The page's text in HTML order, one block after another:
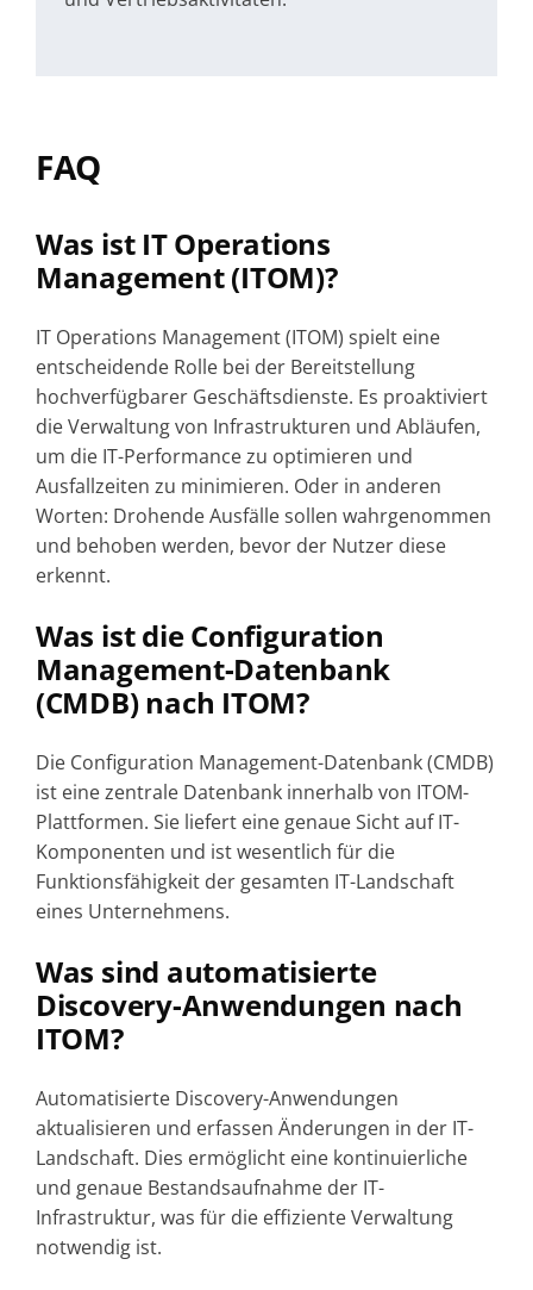
FAQ
Was ist IT Operations
Management (ITOM)?
IT Operations Management (ITOM) spielt eine
entscheidende Rolle bei der Bereitstellung
hochverfügbarer Geschäftsdienste. Es proaktiviert
die Verwaltung von Infrastrukturen und Abläufen,
um die IT-Performance zu optimieren und
Ausfallzeiten zu minimieren. Oder in anderen
Worten: Drohende Ausfälle sollen wahrgenommen
und behoben werden, bevor der Nutzer diese
erkennt.
Was ist die Configuration
Management-Datenbank
(CMDB) nach ITOM?
Die Configuration Management-Datenbank (CMDB)
ist eine zentrale Datenbank innerhalb von ITOM-
Plattformen. Sie liefert eine genaue Sicht auf IT-
Komponenten und ist wesentlich für die
Funktionsfähigkeit der gesamten IT-Landschaft
eines Unternehmens.
Was sind automatisierte
Discovery-Anwendungen nach
ITOM?
Automatisierte Discovery-Anwendungen
aktualisieren und erfassen Änderungen in der IT-
Landschaft. Dies ermöglicht eine kontinuierliche
und genaue Bestandsaufnahme der IT-
Infrastruktur, was für die effiziente Verwaltung
notwendig ist.